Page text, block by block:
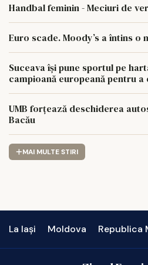
Handbal feminin - Meciuri de
Euro scade. Moody’s a întins o
Suceava își pune sportul pe
campioană europeană pentru a
UMB forțează deschiderea
Bacău
MAI MULTE STIRI
La Iași Moldova Republica